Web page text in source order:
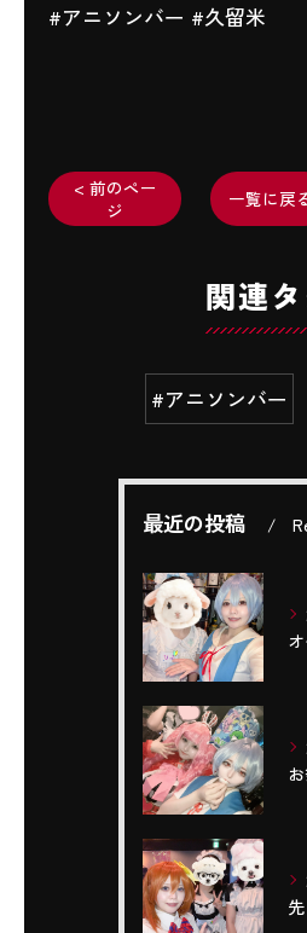
#アニソンバー #久留米
< 前のペー
ジ
一覧に戻
関連
#アニソンバー
最近の投稿